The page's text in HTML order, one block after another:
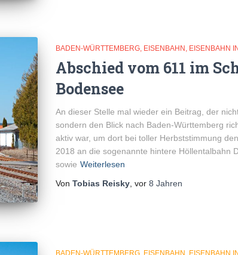
BADEN-WÜRTTEMBERG EISENBAHN EISENBAHN
Abschied vom 611 im
Bodensee
An dieser Stelle mal wieder ein Beitrag, der
sondern den Blick nach Baden-Württemberg
aktiv war, um dort bei toller Herbststimmung
2018 an die sogenannte hintere Höllentalbahn
sowie Weiterlesen
Von Tobias Reisky, vor 8 Jahren
BADEN-WÜRTTEMBERG EISENBAHN EISENBAHN